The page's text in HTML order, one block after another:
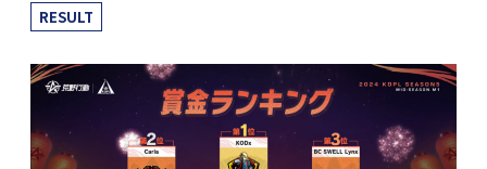
カテゴリー
RESULT